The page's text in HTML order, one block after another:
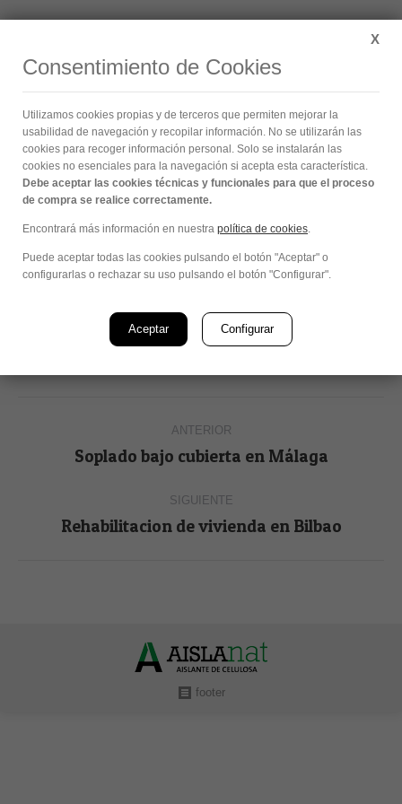
Buscar:
Centro juvenil en Berriozar (Navarra)
Estás aquí:
Descripción: 600 m2 Insuflado en cubierta de15 cm de
espesor de celulosa AislaNat en centro juvenil del
cubierta Por
Navarraweb Comunicación
septiembre 7, 2014
Navegación
entre
ANTERIOR
Proyecto
Soplado bajo cubierta en Málaga
SIGUIENTE
Proyecto
Rehabilitacion de vivienda en Bilbao
footer
X
Consentimiento de Cookies
Utilizamos cookies propias y de terceros que permiten mejorar la
usabilidad de navegación y recopilar información. No se utilizarán las
cookies para recoger información personal. Solo se instalarán las
cookies no esenciales para la navegación si acepta esta característica.
Debe aceptar las cookies técnicas y funcionales para que el proceso
de compra se realice correctamente.
Encontrará más información en nuestra política de cookies.
Puede aceptar todas las cookies pulsando el botón "Aceptar" o
configurarlas o rechazar su uso pulsando el botón "Configurar".
Aceptar Configurar